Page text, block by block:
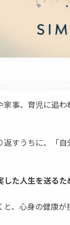
事、育児に追
すうちに、「
した人生を送るた
と、心身の健康